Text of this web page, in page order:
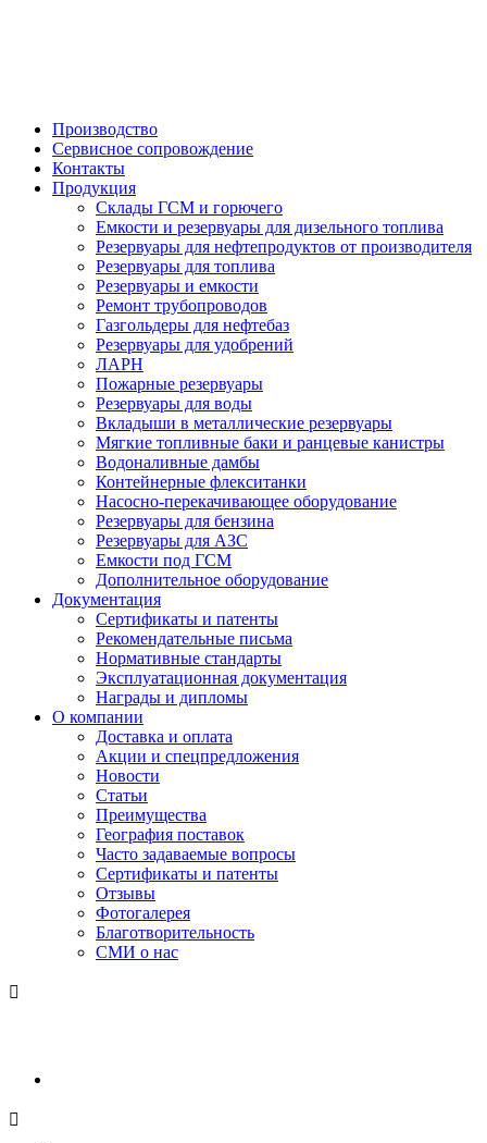
Производство
Сервисное сопровождение
Контакты
Продукция
Склады ГСМ и горючего
Емкости и резервуары для дизельного топлива
Резервуары для нефтепродуктов от производителя
Резервуары для топлива
Резервуары и емкости
Ремонт трубопроводов
Газгольдеры для нефтебаз
Резервуары для удобрений
ЛАРН
Пожарные резервуары
Резервуары для воды
Вкладыши в металлические резервуары
Мягкие топливные баки и ранцевые канистры
Водоналивные дамбы
Контейнерные флекситанки
Насосно-перекачивающее оборудование
Резервуары для бензина
Резервуары для АЗС
Емкости под ГСМ
Дополнительное оборудование
Документация
Сертификаты и патенты
Рекомендательные письма
Нормативные стандарты
Эксплуатационная документация
Награды и дипломы
О компании
Доставка и оплата
Акции и спецпредложения
Новости
Статьи
Преимущества
География поставок
Часто задаваемые вопросы
Сертификаты и патенты
Отзывы
Фотогалерея
Благотворительность
СМИ о нас

